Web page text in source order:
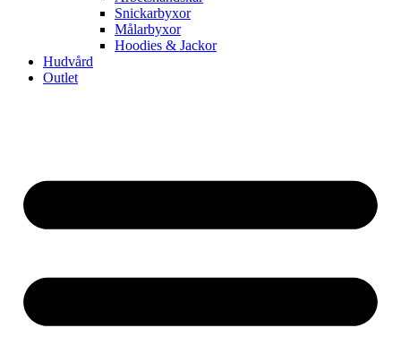
Snickarbyxor
Målarbyxor
Hoodies & Jackor
Hudvård
Outlet